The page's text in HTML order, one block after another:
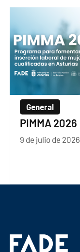
General
PIMMA 2026
9 de julio de 2026